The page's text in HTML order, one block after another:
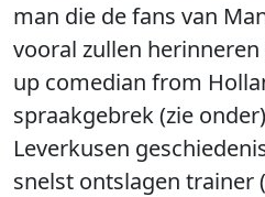
man die de fans van
vooral zullen
up comedian from
spraakgebrek (zie
Leverkusen
snelst ontslagen trainer